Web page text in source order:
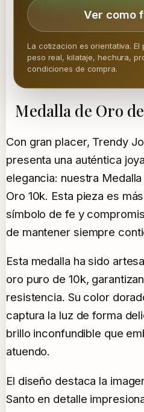
Ver como
La cotizacion es orientativa.
peso real, kilataje, hechura,
condiciones de compra.
Medalla de Oro
Con gran placer, Trendy
presenta una auténtica
elegancia: nuestra
Oro 10k. Esta pieza es
símbolo de fe y
de mantener siempre
Esta medalla ha sido
oro puro de 10k,
resistencia. Su color
captura la luz de forma
brillo inconfundible que
atuendo.
El diseño destaca la
Santo en detalle